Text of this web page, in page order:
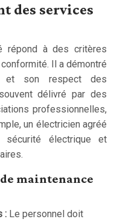
des services
répond à des critères
Il a démontré
et son respect des
délivré par des
professionnelles,
un électricien agréé
sécurité électrique et
maintenance
: Le personnel doit